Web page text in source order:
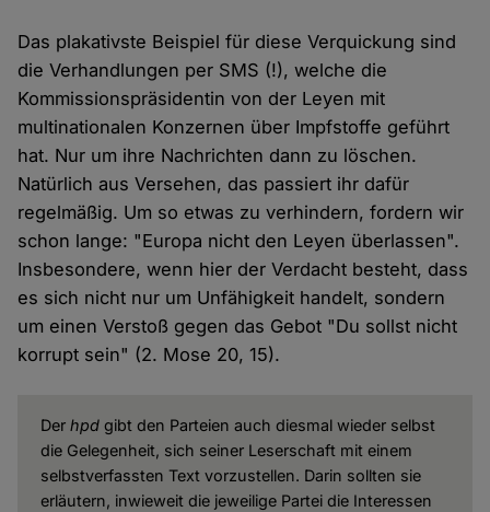
Das plakativste Beispiel für diese Verquickung sind
die Verhandlungen per SMS (!), welche die
Kommissionspräsidentin von der Leyen mit
multinationalen Konzernen über Impfstoffe geführt
hat. Nur um ihre Nachrichten dann zu löschen.
Natürlich aus Versehen, das passiert ihr dafür
regelmäßig. Um so etwas zu verhindern, fordern wir
schon lange: "Europa nicht den Leyen überlassen".
Insbesondere, wenn hier der Verdacht besteht, dass
es sich nicht nur um Unfähigkeit handelt, sondern
um einen Verstoß gegen das Gebot "Du sollst nicht
korrupt sein" (2. Mose 20, 15).
Der hpdgibt den Parteien auch diesmal wieder selbst
die Gelegenheit, sich seiner Leserschaft mit einem
selbstverfassten Text vorzustellen. Darin sollten sie
erläutern, inwieweit die jeweilige Partei die Interessen